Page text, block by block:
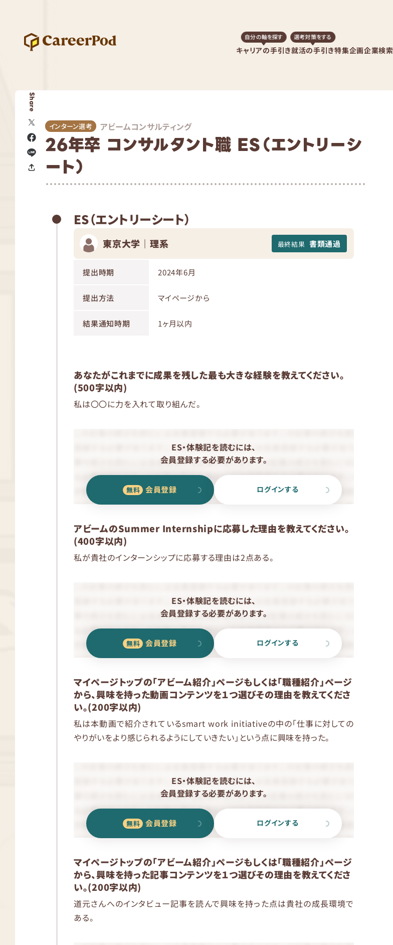
キャリアの手引き
自分の軸を探す
就活の手引き
選考対策をする
特集企画企業検索
Share
インターン選考 アビームコンサルティング
26年卒 コンサルタント職 ES（エントリーシ
ート）
ES（エントリーシート）
東京大学｜理系 最終結果 書類通過
提出時期 2024年6月
提出方法 マイページから
結果通知時期 1ヶ月以内
あなたがこれまでに成果を残した最も大きな経験を教えてください。
(500字以内)
私は〇〇に力を入れて取り組んだ。
ES・体験記を読むには、
会員登録する必要があります。
会員登録 ログインする
アビームのSummer Internshipに応募した理由を教えてください。
(400字以内)
私が貴社のインターンシップに応募する理由は2点ある。
ES・体験記を読むには、
会員登録する必要があります。
会員登録 ログインする
マイページトップの「アビーム紹介」ページもしくは「職種紹介」ページ
から、興味を持った動画コンテンツを１つ選びその理由を教えてくださ
い。(200字以内)
私は本動画で紹介されているsmart work initiativeの中の「仕事に対しての
やりがいをより感じられるようにしていきたい」という点に興味を持った。
ES・体験記を読むには、
会員登録する必要があります。
会員登録 ログインする
マイページトップの「アビーム紹介」ページもしくは「職種紹介」ページ
から、興味を持った記事コンテンツを１つ選びその理由を教えてくださ
い。(200字以内)
道元さんへのインタビュー記事を読んで興味を持った点は貴社の成長環境で
ある。